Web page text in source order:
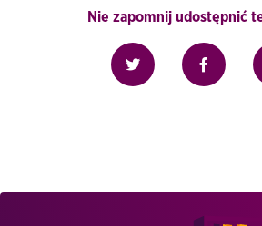
Nie zapomnij udostępnić